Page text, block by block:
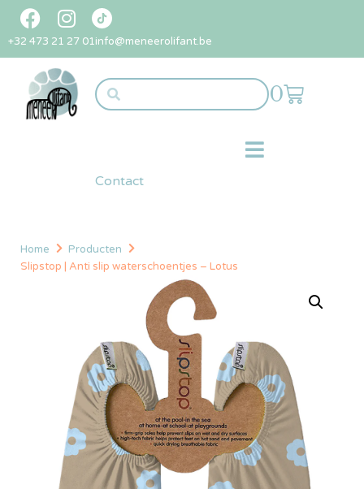
+32 473 21 27 01info@meneerolifant.be
0
Contact
Home
Producten
Slipstop | Anti slip waterschoentjes – Lotus